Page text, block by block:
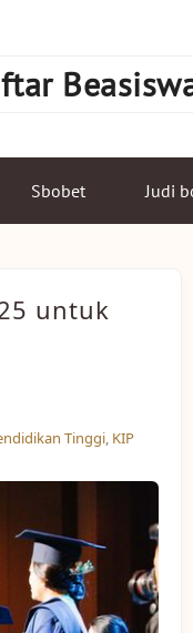
Sbobet Judi
untuk
Tinggi, KIP